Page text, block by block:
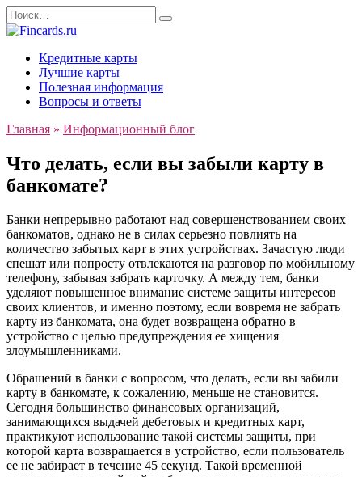
Перейти
к
Search
for:
Кредитные карты
Лучшие карты
Полезная информация
Вопросы и ответы
Главная » Информационный блог
Что делать, если вы забыли карту в
банкомате?
Банки непрерывно работают над совершенствованием своих
банкоматов, однако не в силах серьезно повлиять на
количество забытых карт в этих устройствах. Зачастую люди
спешат или попросту отвлекаются на разговор по мобильному
телефону, забывая забрать карточку. А между тем, банки
уделяют повышенное внимание системе защиты интересов
своих клиентов, и именно поэтому, если вовремя не забрать
карту из банкомата, она будет возвращена обратно в
устройство с целью предупреждения ее хищения
злоумышленниками.
Обращений в банки с вопросом, что делать, если вы забили
карту в банкомате, к сожалению, меньше не становится.
Сегодня большинство финансовых организаций,
занимающихся выдачей дебетовых и кредитных карт,
практикуют использование такой системы защиты, при
которой карта возвращается в устройство, если пользователь
ее не забирает в течение 45 секунд. Такой временной